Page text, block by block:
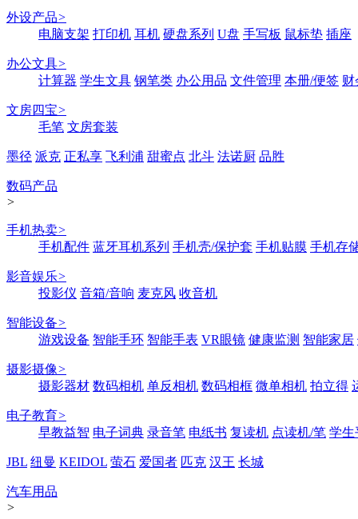
外设产品>
电脑支架 打印机 耳机 硬盘系列 U盘 手写板 鼠标垫 插座
办公文具>
计算器 学生文具 钢笔类 办公用品 文件管理 本册/便签 财
文房四宝>
毛笔 文房套装
墨径 派克 正私享 飞利浦 甜蜜点 北斗 法诺厨 品胜
数码产品
>
手机热卖>
手机配件 蓝牙耳机系列 手机壳/保护套 手机贴膜 手机存
影音娱乐>
投影仪 音箱/音响 麦克风 收音机
智能设备>
游戏设备 智能手环 智能手表 VR眼镜 健康监测 智能家居
摄影摄像>
摄影器材 数码相机 单反相机 数码相框 微单相机 拍立得
电子教育>
早教益智 电子词典 录音笔 电纸书 复读机 点读机/笔 学生
JBL 纽曼 KEIDOL 萤石 爱国者 匹克 汉王 长城
汽车用品
>